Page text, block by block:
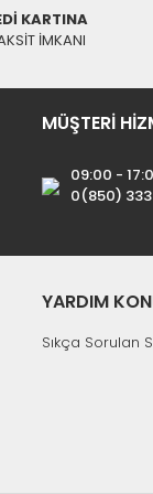
KARTINA
İMKANI
MÜŞTERİ
09:00 -
0(850)
YARDIM
Sıkça Sorulan